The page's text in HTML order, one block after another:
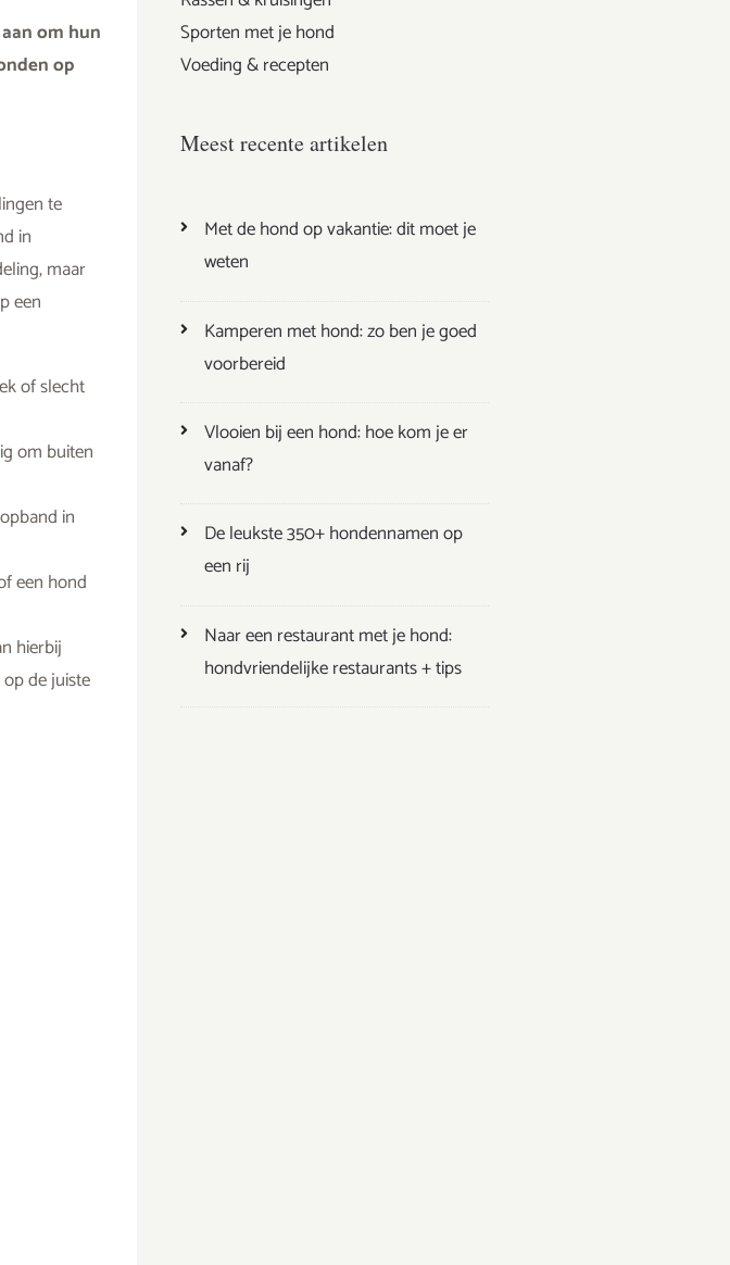
om hun
op
te
in
maar
een
of slecht
om buiten
in
een hond
hierbij
de juiste
Sporten met je hond
Voeding & recepten
Meest recente artikelen
Met de hond op vakantie: dit moet je
weten
Kamperen met hond: zo ben je goed
voorbereid
Vlooien bij een hond: hoe kom je er
vanaf?
De leukste 350+ hondennamen op
een rij
Naar een restaurant met je hond:
hondvriendelijke restaurants + tips